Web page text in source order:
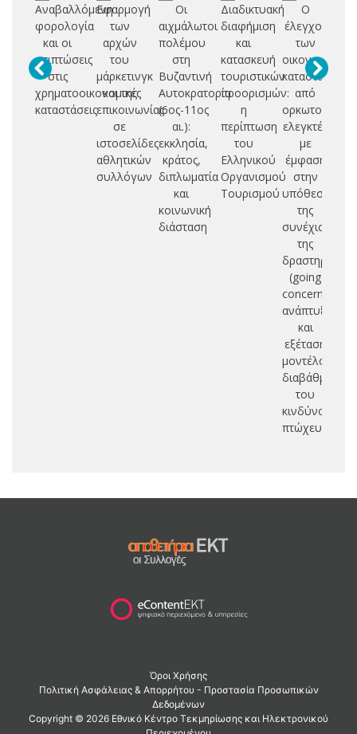
Αναβαλλόμενη
φορολογία
και οι
επιπτώσεις
στις
χρηματοοικονομικές
καταστάσεις
Εφαρμογή
των
αρχών
του
μάρκετινγκ
και της
επικοινωνίας
σε
ιστοσελίδες
αθλητικών
συλλόγων
Οι
αιχμάλωτοι
πολέμου
στη
Βυζαντινή
Αυτοκρατορία
(6ος-11ος
αι.):
εκκλησία,
κράτος,
διπλωματία
και
κοινωνική
διάσταση
Διαδικτυακή
διαφήμιση
και
κατασκευή
τουριστικών
προορισμών:
η
περίπτωση
του
Ελληνικού
Οργανισμού
Τουρισμού
Ο
έλεγχος
των
οικονομικών
καταστάσεων
από
ορκωτούς
ελεγκτές
με
έμφαση
στην
υπόθεση
της
συνέχισης
της
(going
concern):
ανάπτυξη
και
εξέταση
μοντέλου
διαβάθμισης
του
κινδύνου
πτώχευσης